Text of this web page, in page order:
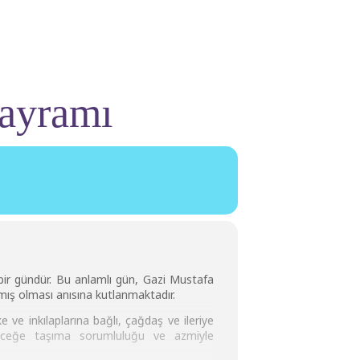
gündür. Bu anlamlı gün, Gazi Mustafa
olması anısına kutlanmaktadır.
inkılaplarına bağlı, çağdaş ve ileriye
taşıma sorumluluğu ve azmiyle